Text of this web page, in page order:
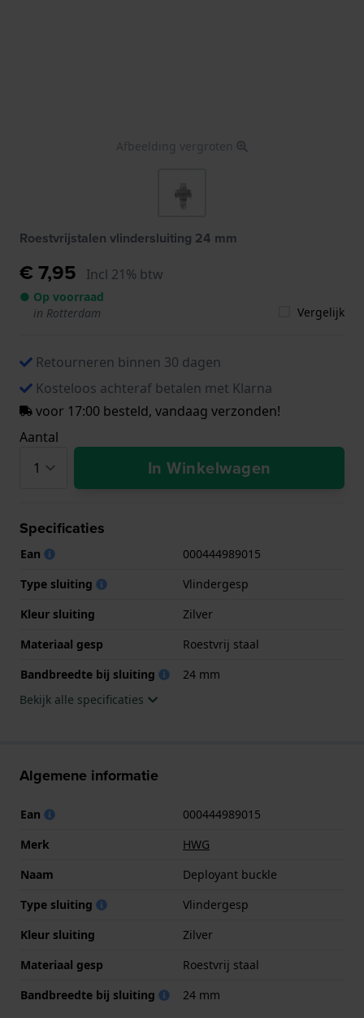
Afbeelding vergroten
Roestvrijstalen vlindersluiting 24 mm
€ 7,95 Incl 21% btw
● Op voorraad
in Rotterdam
Vergelijk
Retourneren binnen 30 dagen
Kosteloos achteraf betalen met Klarna
voor 17:00 besteld, vandaag verzonden!
Aantal
In Winkelwagen
Specificaties
Ean
000444989015
Type sluiting
Vlindergesp
Kleur sluiting
Zilver
Materiaal gesp
Roestvrij staal
Bandbreedte bij sluiting
24 mm
Bekijk alle specificaties
Algemene informatie
Ean
000444989015
Merk
HWG
Naam
Deployant buckle
Type sluiting
Vlindergesp
Kleur sluiting
Zilver
Materiaal gesp
Roestvrij staal
Bandbreedte bij sluiting
24 mm